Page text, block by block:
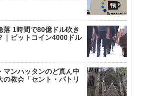
落 1時間で80億ドル吹き
ビットコイン4000ドル
マンハッタンのど真ん中
の教会「セント・パトリ